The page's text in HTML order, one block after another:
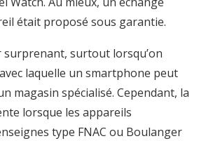
était proposé sous garantie.
surprenant, surtout lorsqu’on
laquelle un smartphone peut
magasin spécialisé. Cependant, la
lorsque les appareils
type FNAC ou Boulanger